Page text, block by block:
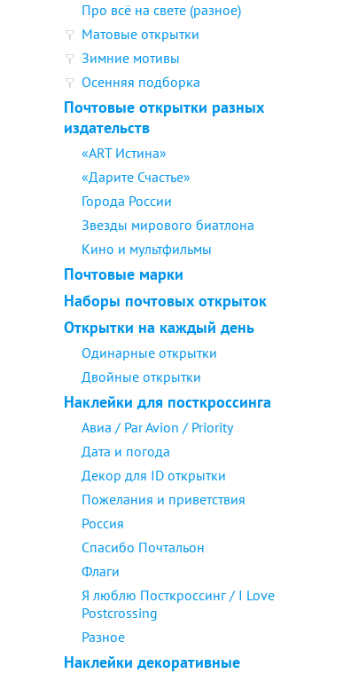
Про всё на свете (разное)
Матовые открытки
Зимние мотивы
Осенняя подборка
Почтовые открытки разных
издательств
«ART Истина»
«Дарите Счастье»
Города России
Звезды мирового биатлона
Кино и мультфильмы
Почтовые марки
Наборы почтовых открыток
Открытки на каждый день
Одинарные открытки
Двойные открытки
Наклейки для посткроссинга
Авиа / Par Avion / Priority
Дата и погода
Декор для ID открытки
Пожелания и приветствия
Россия
Спасибо Почтальон
Флаги
Я люблю Посткроссинг / I Love
Postcrossing
Разное
Наклейки декоративные